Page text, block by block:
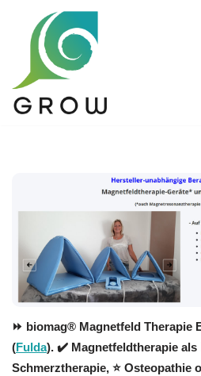
Zum
springen
⏩ biomag® Magnetfeld Therapie
(Fulda). ✔️ Magnetfeldtherapie
Schmerztherapie, ⭐ Osteopathie